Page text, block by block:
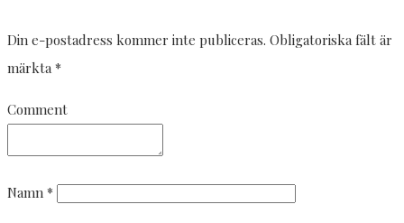
Din e-postadress kommer inte publiceras. Obligatoriska fält är
märkta *
Comment
Namn *